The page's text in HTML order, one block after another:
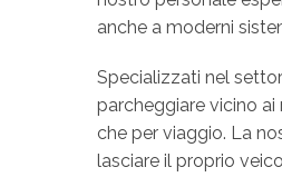
anche a moderni
Specializzati nel
parcheggiare vicino
che per viaggio. La
lasciare il proprio